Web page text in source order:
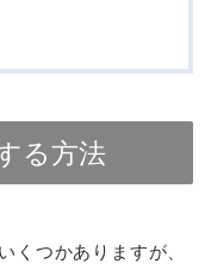
る方法
くつかありますが、